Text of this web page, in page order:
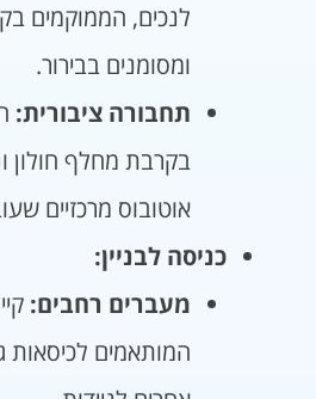
לנכים, הממוקמים
ומסומנים בבירור.
תחבורה ציבורית:
בקרבת מחלף חולון
אוטובוס מרכזיים
כניסה לבניין:
מעברים רחבים:
המותאמים לכיסאות